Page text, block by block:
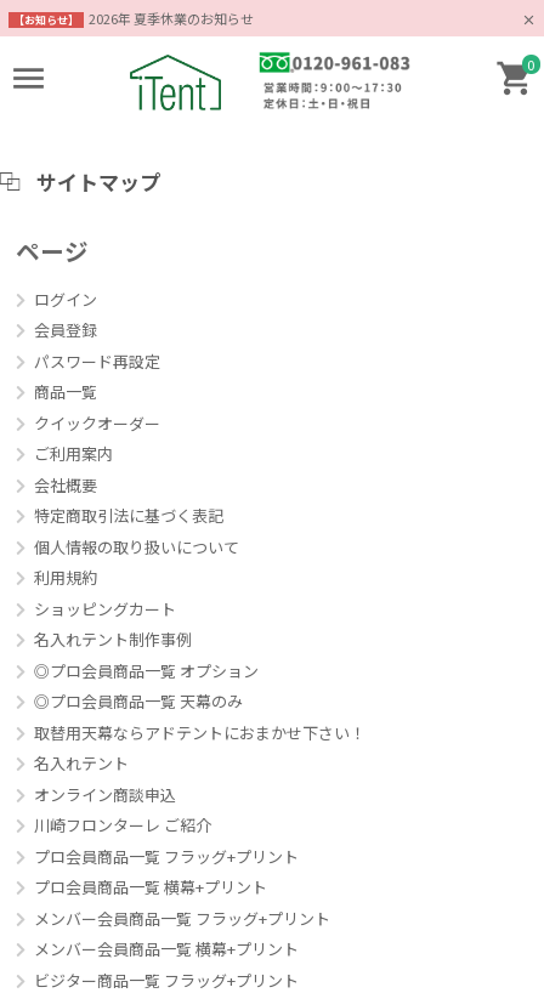
【お知らせ】 2026年 夏季休業のお知らせ
0
サイトマップ
ページ
ログイン
会員登録
パスワード再設定
商品一覧
クイックオーダー
ご利用案内
会社概要
特定商取引法に基づく表記
個人情報の取り扱いについて
利用規約
ショッピングカート
名入れテント制作事例
◎プロ会員商品一覧 オプション
◎プロ会員商品一覧 天幕のみ
取替用天幕ならアドテントにおまかせ下さい！
名入れテント
オンライン商談申込
川崎フロンターレ ご紹介
プロ会員商品一覧 フラッグ+プリント
プロ会員商品一覧 横幕+プリント
メンバー会員商品一覧 フラッグ+プリント
メンバー会員商品一覧 横幕+プリント
ビジター商品一覧 フラッグ+プリント